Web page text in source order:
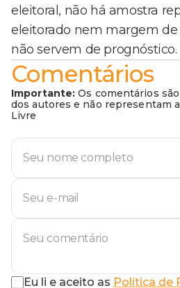
eleitoral, não há amostra
eleitorado nem margem de
não servem de prognóstico.
Comentários
Importante: Os comentários
dos autores e não representam
Livre
Eu li e aceito as Política de